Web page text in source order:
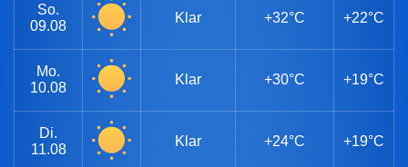
So.
09.08
Klar +32°C +22°C
Mo.
10.08
Klar +30°C +19°C
Di.
11.08
Klar +24°C +19°C